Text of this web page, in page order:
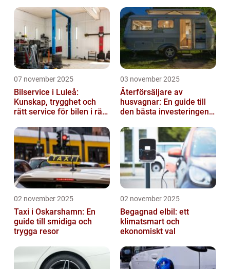
07 november 2025
Bilservice i Luleå:
Kunskap, trygghet och
rätt service för bilen i rätt
03 november 2025
Återförsäljare av
husvagnar: En guide till
den bästa investeringen
02 november 2025
Taxi i Oskarshamn: En
guide till smidiga och
trygga resor
02 november 2025
Begagnad elbil: ett
klimatsmart och
ekonomiskt val